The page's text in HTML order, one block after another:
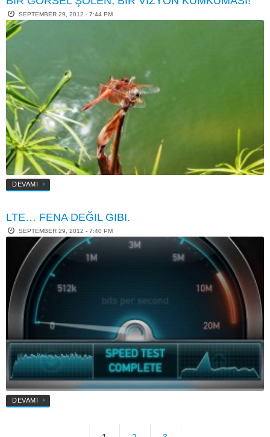
SEPTEMBER 29, 2012 - 7:44 PM
DEVAMI
LTE… FENA DEĞIL GIBI.
SEPTEMBER 29, 2012 - 7:40 PM
DEVAMI